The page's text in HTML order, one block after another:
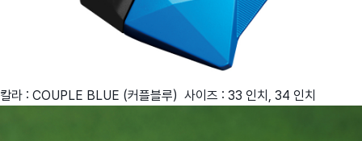
칼라 : COUPLE BLUE (커플블루) 사이즈 : 33 인치, 34 인치